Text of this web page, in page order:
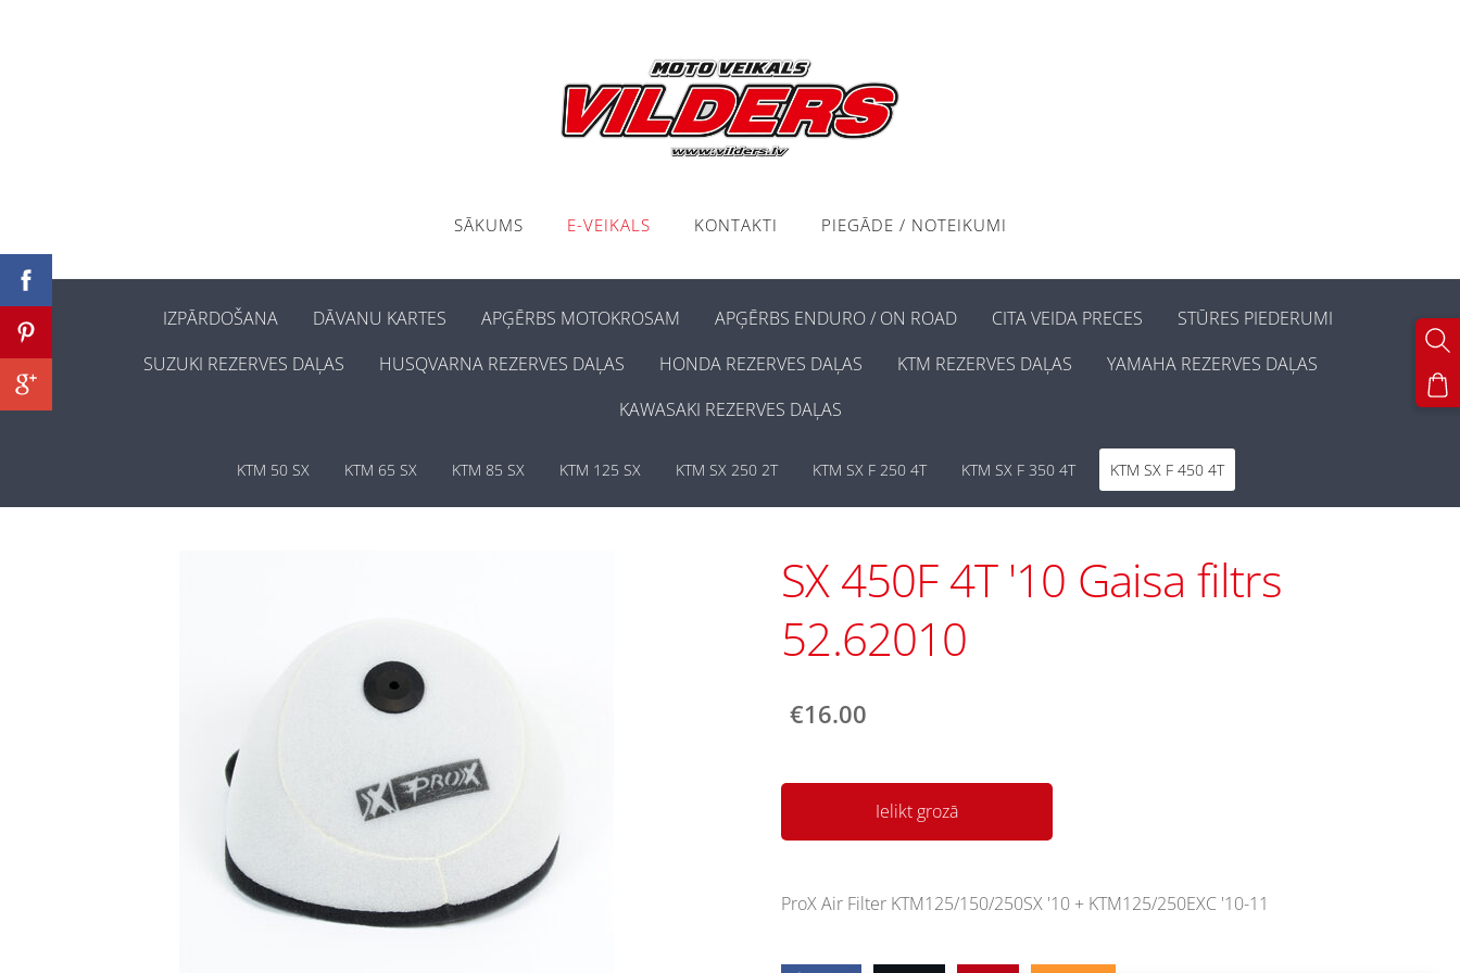
SĀKUMS E-VEIKALS KONTAKTI PIEGĀDE / NOTEIKUMI
IZPĀRDOŠANA DĀVANU KARTES APĢĒRBS MOTOKROSAM APĢĒRBS ENDURO / ON ROAD CITA VEIDA PRECES
STŪRES PIEDERUMI
SUZUKI REZERVES DAĻAS
HUSQVARNA REZERVES DAĻAS HONDA REZERVES DAĻAS KTM REZERVES DAĻAS
YAMAHA REZERVES DAĻAS
KAWASAKI REZERVES DAĻAS
KTM 50 SX KTM 65 SX KTM 85 SX KTM 125 SX KTM SX 250 2T KTM SX F 250 4T KTM SX F 350 4T KTM SX F 450 4T
SX 450F 4T '10 Gaisa filtrs
52.62010
€16.00
Ielikt grozā
ProX Air Filter KTM125/150/250SX '10 + KTM125/250EXC '10-11